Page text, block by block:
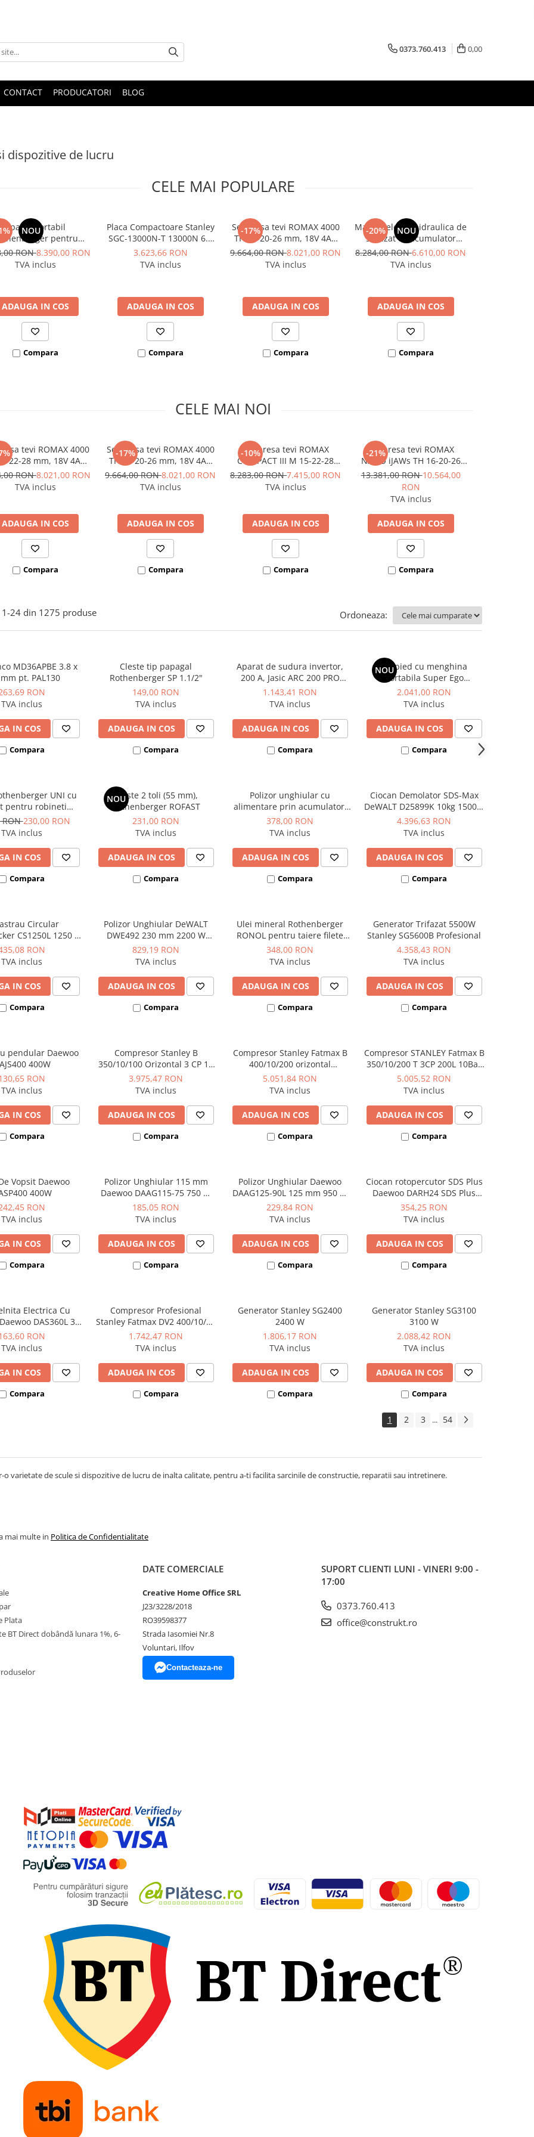
0373.760.413 0,00
CONTACT PRODUCATORI BLOG
dispozitive de lucru
CELE MAI POPULARE
NOU
Aparat portabil
pentru
de prindere la tevi,
ROGROOVER pentru
RON8.390,00 RON
TVA inclus
ADAUGA IN COS
Compara
Placa Compactoare Stanley
SGC-13000N-T 13000N 6.5
CP 196cc
3.623,66 RON
TVA inclus
ADAUGA IN COS
Compara
-17%
Set presa tevi ROMAX 4000
TH 16-20-26 mm, 18V 4Ah
EU
9.664,00 RON8.021,00 RON
TVA inclus
ADAUGA IN COS
Compara
-20% NOU
Masina electrohidraulica de
sertizat cu acumulator
Rothenberger ROMAX 4000
8.284,00 RON6.610,00 RON
TVA inclus
ADAUGA IN COS
Compara
CELE MAI NOI
tevi ROMAX 4000
22-28 mm, 18V 4Ah
EU
RON8.021,00 RON
TVA inclus
ADAUGA IN COS
Compara
-17%
Set presa tevi ROMAX 4000
TH 16-20-26 mm, 18V 4Ah
EU
9.664,00 RON8.021,00 RON
TVA inclus
ADAUGA IN COS
Compara
-10%
Set presa tevi ROMAX
COMPACT III M 15-22-28
mm, 18V 2Ah EU AMPShare
8.283,00 RON7.415,00 RON
TVA inclus
ADAUGA IN COS
Compara
-21%
Set presa tevi ROMAX
NANO iJAWs TH 16-20-26
mm, 18V 2Ah CAS
13.381,00 RON10.564,00
RON
TVA inclus
ADAUGA IN COS
Compara
1-24 din 1275 produse Ordoneaza:
MD36APBE 3.8 x
pt. PAL130
RON
TVA inclus
IN COS
Compara
Cleste tip papagal
Rothenberger SP 1.1/2"
149,00 RON
TVA inclus
ADAUGA IN COS
Compara
Aparat de sudura invertor,
200 A, Jasic ARC 200 PRO
(Z209)
1.143,41 RON
TVA inclus
ADAUGA IN COS
Compara
NOU
Trepied cu menghina
portabila Super Ego
Rothenberger
2.041,00 RON
TVA inclus
ADAUGA IN COS
Compara
UNI cu
pentru robineti
si fitinguri de
legatura
RON230,00 RON
TVA inclus
IN COS
Compara
NOU
Cleste 2 toli (55 mm),
Rothenberger ROFAST
231,00 RON
TVA inclus
ADAUGA IN COS
Compara
Polizor unghiular cu
alimentare prin acumulator,
fara acumulator inclus,
Hyundai model HY-AG 180-125
378,00 RON
TVA inclus
ADAUGA IN COS
Compara
Ciocan Demolator SDS-Max
DeWALT D25899K 10kg 1500W
17.9J
4.396,63 RON
TVA inclus
ADAUGA IN COS
Compara
Circular
CS1250L 1250 W
mm 66 mm
RON
TVA inclus
IN COS
Compara
Polizor Unghiular DeWALT
DWE492 230 mm 2200 W
6.500 rpm
829,19 RON
TVA inclus
ADAUGA IN COS
Compara
Ulei mineral Rothenberger
RONOL pentru taiere filete
bidon 5 litri
348,00 RON
TVA inclus
ADAUGA IN COS
Compara
Generator Trifazat 5500W
Stanley SG5600B Profesional
4.358,43 RON
TVA inclus
ADAUGA IN COS
Compara
pendular Daewoo
400W
RON
TVA inclus
IN COS
Compara
Compresor Stanley B
350/10/100 Orizontal 3 CP 10
bar 330 L/min
3.975,47 RON
TVA inclus
ADAUGA IN COS
Compara
Compresor Stanley Fatmax B
400/10/200 orizontal
profesional 3CP 10Bar
390L/min
5.051,84 RON
TVA inclus
ADAUGA IN COS
Compara
Compresor STANLEY Fatmax B
350/10/200 T 3CP 200L 10Bar
330L/min
5.005,52 RON
TVA inclus
ADAUGA IN COS
Compara
Vopsit Daewoo
400W
RON
TVA inclus
IN COS
Compara
Polizor Unghiular 115 mm
Daewoo DAAG115-75 750 W
11.000 rpm
185,05 RON
TVA inclus
ADAUGA IN COS
Compara
Polizor Unghiular Daewoo
DAAG125-90L 125 mm 950 W
12.000 rpm
229,84 RON
TVA inclus
ADAUGA IN COS
Compara
Ciocan rotopercutor SDS Plus
Daewoo DARH24 SDS Plus
1050W 24mm
354,25 RON
TVA inclus
ADAUGA IN COS
Compara
Electrica Cu
DAS360L 3.6
VRON
TVA inclus
IN COS
Compara
Compresor Profesional
Stanley Fatmax DV2 400/10/50
Orizontal 3CP 10 bar 356L/min
1.742,47 RON
TVA inclus
ADAUGA IN COS
Compara
Generator Stanley SG2400
2400 W
1.806,17 RON
TVA inclus
ADAUGA IN COS
Compara
Generator Stanley SG3100
3100 W
2.088,42 RON
TVA inclus
ADAUGA IN COS
Compara
1 2 3 ... 54
o varietate de scule si dispozitive de lucru de inalta calitate, pentru a-ti facilita sarcinile de constructie, reparatii sau intretinere.
mai multe in Politica de Confidentialitate
Plata
BT Direct dobândă lunara 1%, 6-
DATE COMERCIALE
Creative Home Office SRL
J23/3228/2018
RO39598377
Strada Iasomiei Nr.8
Voluntari, Ilfov
Contacteaza-ne
SUPORT CLIENTI LUNI - VINERI 9:00 -
17:00
0373.760.413
office@construkt.ro